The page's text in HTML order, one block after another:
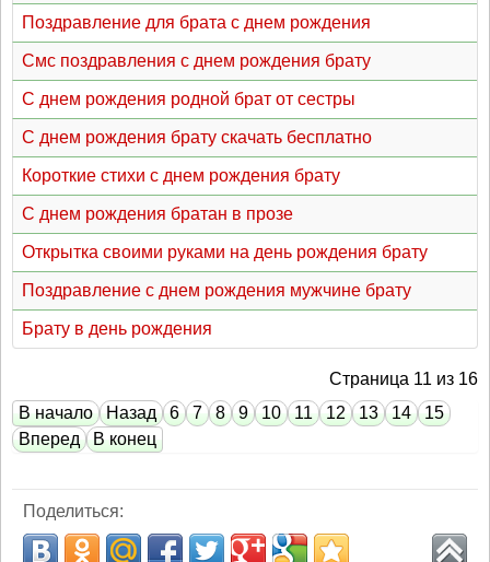
Поздравление для брата с днем рождения
Смс поздравления с днем рождения брату
С днем рождения родной брат от сестры
С днем рождения брату скачать бесплатно
Короткие стихи с днем рождения брату
С днем рождения братан в прозе
Открытка своими руками на день рождения брату
Поздравление с днем рождения мужчине брату
Брату в день рождения
Страница 11 из 16
В начало
Назад 6 7 8 9 10 11 12 13 14
15
Вперед
В конец
Поделиться: